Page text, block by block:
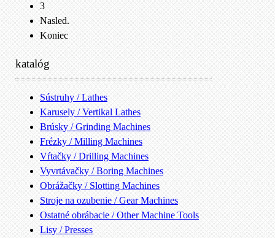
3
Nasled.
Koniec
katalóg
Sústruhy / Lathes
Karusely / Vertikal Lathes
Brúsky / Grinding Machines
Frézky / Milling Machines
Vŕtačky / Drilling Machines
Vyvrtávačky / Boring Machines
Obrážačky / Slotting Machines
Stroje na ozubenie / Gear Machines
Ostatné obrábacie / Other Machine Tools
Lisy / Presses